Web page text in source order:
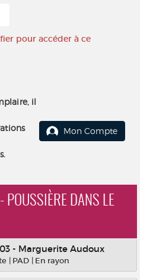
pour accéder à ce
il
Mon Compte
DANS LE
- Marguerite Audoux
| PAD | En rayon